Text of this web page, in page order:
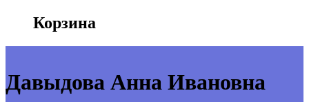
Корзина
Давыдова Анна Ивановна